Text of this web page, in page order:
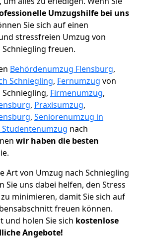
Umzugshilfe bei uns
Sie sich auf einen
stressfreien Umzug von
freuen.
Behördenumzug Flensburg,
Schniegling, Fernumzug von
Firmenumzug,
, Praxisumzug,
, Seniorenumzug in
Studentenumzug nach
wir haben die besten
Art von Umzug nach Schniegling
Sie uns dabei helfen, den Stress
minimieren, damit Sie sich auf
freuen können.
und holen Sie sich kostenlose
Angebote!